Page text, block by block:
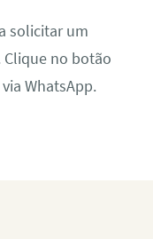
solicitar um
no botão
WhatsApp.